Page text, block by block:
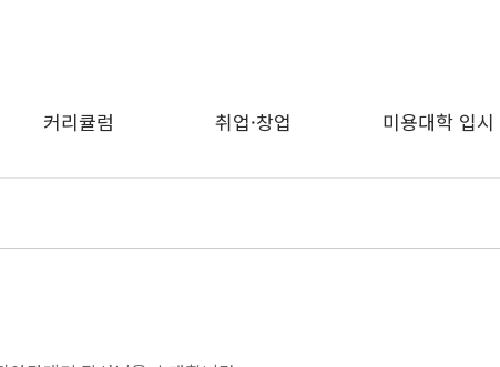
커리큘럼 취업·창업 미용대학 입시